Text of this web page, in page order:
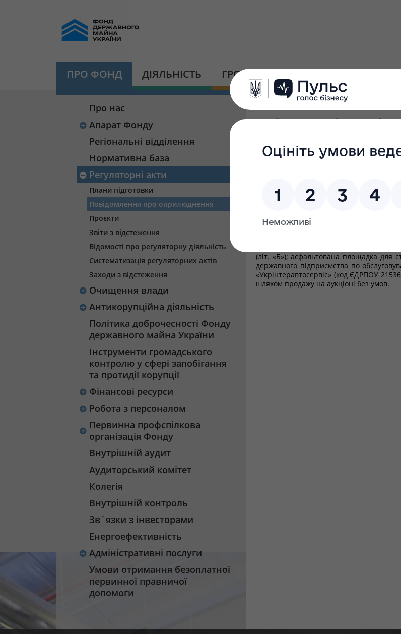
ПРО ФОНД ДІЯЛЬНІСТЬ ГРОМАДСЬКА ПЛАТФОРМА
Про нас
Апарат Фонду
Регіональні відділення
Нормативна база
Регуляторні акти
Плани підготовки
Повідомлення про оприлюднення
Проєкти
Звіти з відстеження
Відомості про регуляторну діяльність
Систематизація регуляторних актів
Заходи з відстеження
Очищення влади
Антикорупційна діяльність
Політика доброчесності Фонду
державного майна України
Інструменти громадського
контролю у сфері запобігання
та протидії корупції
Фінансові ресурси
Робота з персоналом
Первинна профспілкова
організація Фонду
Внутрішній аудит
Аудиторський комітет
Колегія
Внутрішній контроль
Зв`язки з інвесторами
Енергоефективність
Адміністративні послуги
Умови отримання безоплатної
первинної правничої
допомоги
Інформація
місту Києву про
приватизацію
№688 прийнято рішення про
головний адміністративний корпус
блок технічного обслуговування
«В»); бойлерна та ТПО (літ. «Е»); бокс
(літ. «Б»); асфальтована площадка для
державного підприємства по
«Укрінтеравтосервіс» (код ЄДРПОУ
шляхом продажу на аукціоні без умов.